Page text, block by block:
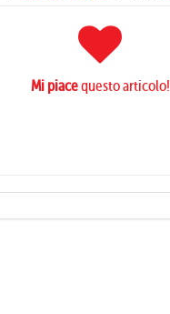
Mi piacequesto articolo!